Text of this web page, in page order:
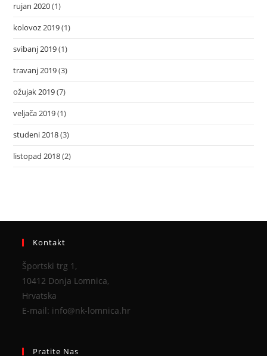
rujan 2020(1)
kolovoz 2019(1)
svibanj 2019(1)
travanj 2019(3)
ožujak 2019(7)
veljača 2019(1)
studeni 2018(3)
listopad 2018(2)
Kontakt
Športski trg 1,
10412 Donja Lomnica,
Hrvatska
E-mail: info@nk-lomnica.hr
Pratite Nas